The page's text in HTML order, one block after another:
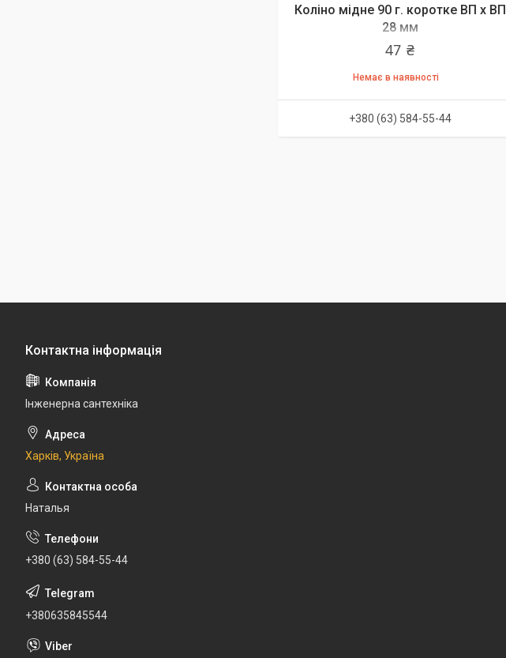
Коліно мідне 90 г. коротке ВП х ВП
28 мм
47 ₴
Немає в наявності
+380 (63) 584-55-44
Інженерна сантехніка
Харків, Україна
Наталья
+380 (63) 584-55-44
+380635845544